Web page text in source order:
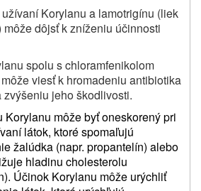
Korylanu a lamotrigínu (liek
dôjsť k zníženiu účinnosti
spolu s chloramfenikolom
viesť k hromadeniu antibiotika
zvýšeniu jeho škodlivosti.
Korylanu môže byť oneskorený pri
látok, ktoré spomaľujú
žalúdka (napr. propantelín) alebo
hladinu cholesterolu
Účinok Korylanu môže urýchliť